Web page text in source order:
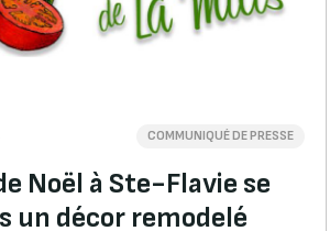
COMMUNIQUÉ DE PRESSE
Noël à Ste-Flavie se
un décor remodelé